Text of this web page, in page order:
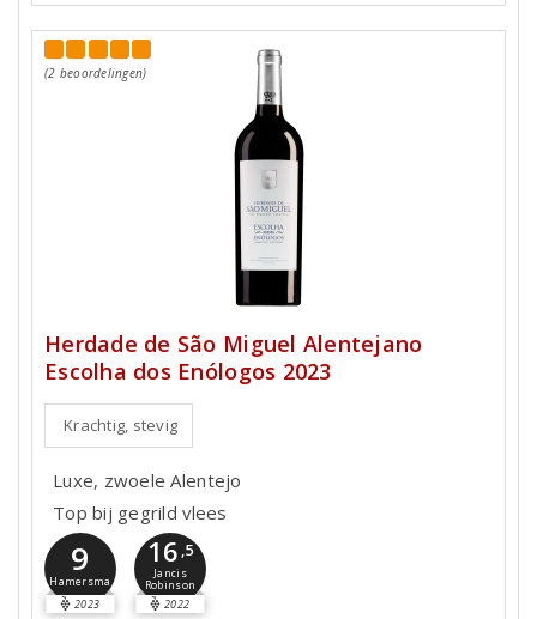
(2 beoordelingen)
Herdade de São Miguel Alentejano
Escolha dos Enólogos 2023
Krachtig, stevig
Luxe, zwoele Alentejo
Top bij gegrild vlees
9
Hamersma
2023
16 ,5
Jancis
Robinson
2022